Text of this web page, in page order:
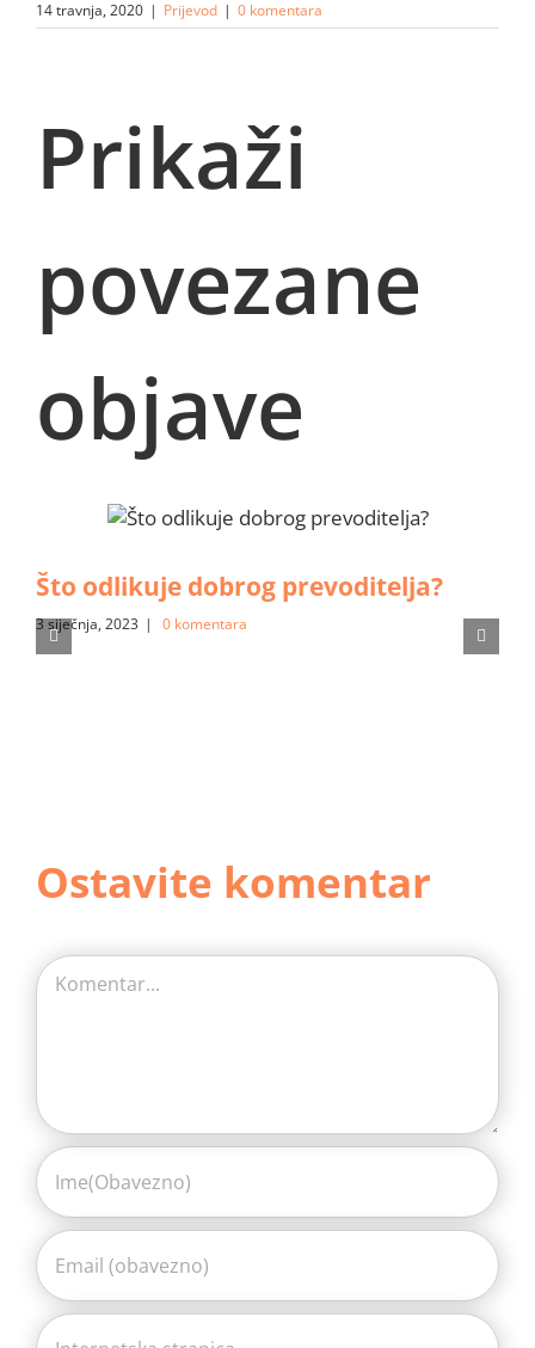
14 travnja, 2020 | Prijevod | 0 komentara
Prikaži
povezane
objave
Što odlikuje dobrog prevoditelja?
3 siječnja, 2023 | 0 komentara
Ostavite komentar
Comment